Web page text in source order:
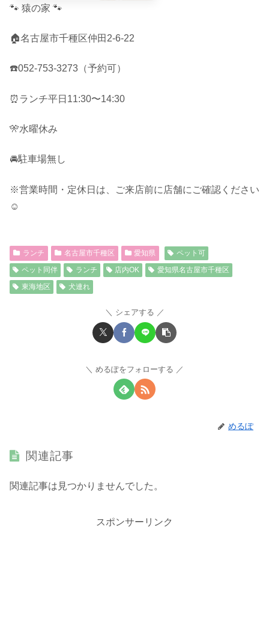
🐾 猿の家 🐾
🏠名古屋市千種区仲田2-6-22
☎️052-753-3273（予約可）
⏰ランチ平日11:30〜14:30
🎌水曜休み
🚘駐車場無し
※営業時間・定休日は、ご来店前に店舗にご確認ください
☺︎
ランチ 名古屋市千種区 愛知県
ペット可
ペット同伴
ランチ 店内OK
愛知県名古屋市千種区
東海地区
犬連れ
シェアする
めるぽをフォローする
めるぽ
関連記事
関連記事は見つかりませんでした。
スポンサーリンク